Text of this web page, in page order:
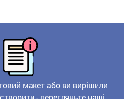
макет або ви вирішили
- перегляньте наші